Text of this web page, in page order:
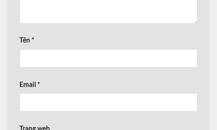
Tên *
Email *